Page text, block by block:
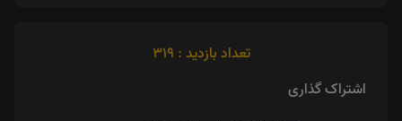
تعداد بازدید : 319
اشتراک گذاری